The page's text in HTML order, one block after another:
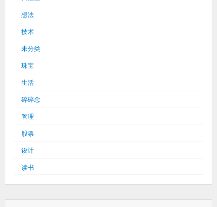
想法
技术
未分类
珠宝
生活
碎碎念
管理
股票
设计
读书